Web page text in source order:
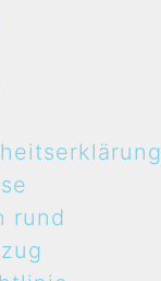
rund